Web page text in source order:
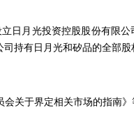
日月光投资控股股份有限公
持有日月光和矽品的全部股
于界定相关市场的指南》